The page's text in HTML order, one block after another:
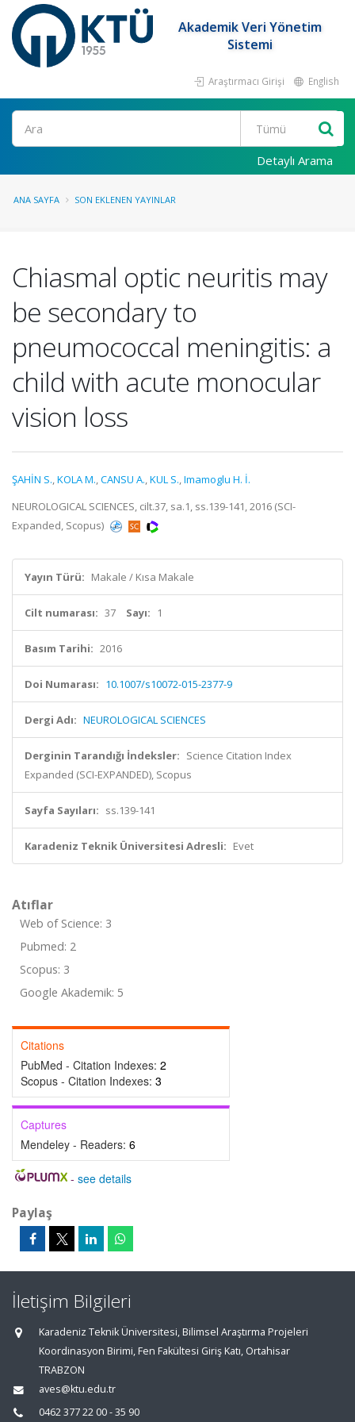
Akademik Veri Yönetim
Sistemi
Araştırmacı Girişi English
Ara
Detaylı Arama
ANA SAYFA SON EKLENEN YAYINLAR
Chiasmal optic neuritis may
be secondary to
pneumococcal meningitis: a
child with acute monocular
vision loss
ŞAHİN S.,KOLA M.,CANSU A.,KUL S.,Imamoglu H. İ.
NEUROLOGICAL SCIENCES, cilt.37, sa.1, ss.139-141, 2016 (SCI-
Expanded, Scopus)
Yayın Türü: Makale / Kısa Makale
Cilt numarası: 37 Sayı: 1
Basım Tarihi: 2016
Doi Numarası: 10.1007/s10072-015-2377-9
Dergi Adı: NEUROLOGICAL SCIENCES
Derginin Tarandığı İndeksler: Science Citation Index
Expanded (SCI-EXPANDED), Scopus
Sayfa Sayıları: ss.139-141
Karadeniz Teknik Üniversitesi Adresli: Evet
Atıflar
Web of Science: 3
Pubmed: 2
Scopus: 3
Google Akademik: 5
Citations
PubMed - Citation Indexes: 2
Scopus - Citation Indexes: 3
Captures
Mendeley - Readers: 6
- see details
Paylaş
İletişim Bilgileri
Karadeniz Teknik Üniversitesi, Bilimsel Araştırma Projeleri
Koordinasyon Birimi, Fen Fakültesi Giriş Katı, Ortahisar
TRABZON
aves@ktu.edu.tr
0462 377 22 00 - 35 90